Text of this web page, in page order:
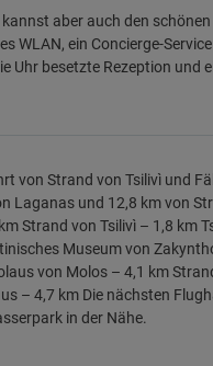
aber auch den
WLAN, ein Concierge-
Uhr besetzte Rezeption und
von Strand von Tsilivì und
Laganas und 12,8 km von
Strand von Tsilivì – 1,8 km
Museum von
von Molos – 4,1 km
– 4,7 km Die nächsten
in der Nähe.